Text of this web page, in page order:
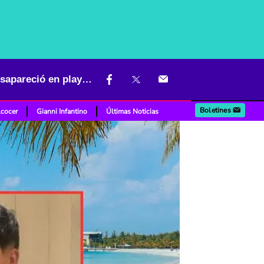
Encontraron sin vida a Samuel Cárdenas, el joven bogotano que desapareció en playas de Puerto Colombia
Gianni Infantino Últimas Noticias Boletines